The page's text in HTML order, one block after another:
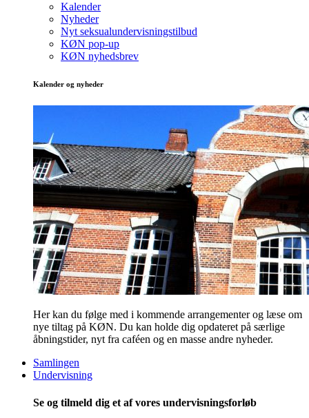
Kalender
Nyheder
Nyt seksualundervisningstilbud
KØN pop-up
KØN nyhedsbrev
Kalender og nyheder
Her kan du følge med i kommende arrangementer og læse om
nye tiltag på KØN. Du kan holde dig opdateret på særlige
åbningstider, nyt fra caféen og en masse andre nyheder.
Samlingen
Undervisning
Se og tilmeld dig et af vores undervisningsforløb